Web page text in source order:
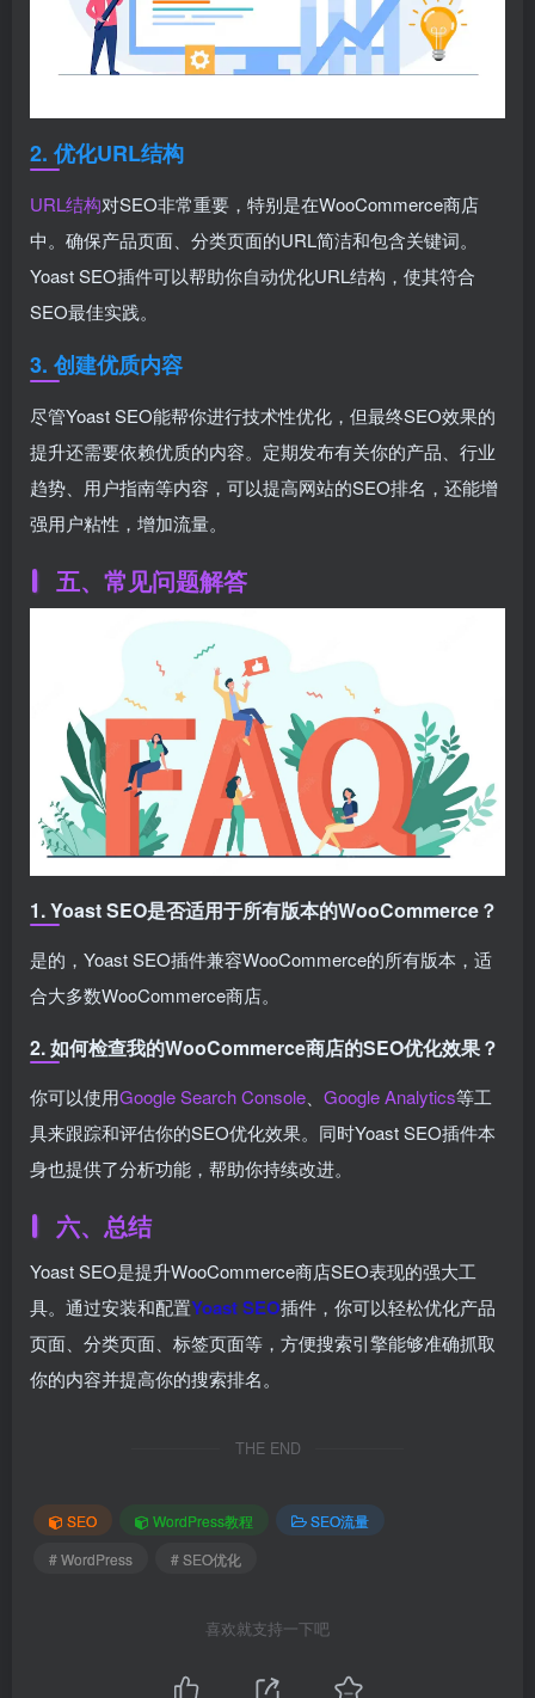
2. 优化URL结构
URL结构对SEO非常重要，特别是在WooCommerce商店
中。确保产品页面、分类页面的URL简洁和包含关键词。
Yoast SEO插件可以帮助你自动优化URL结构，使其符合
SEO最佳实践。
3. 创建优质内容
尽管Yoast SEO能帮你进行技术性优化，但最终SEO效果的
提升还需要依赖优质的内容。定期发布有关你的产品、行业
趋势、用户指南等内容，可以提高网站的SEO排名，还能增
强用户粘性，增加流量。
五、常见问题解答
1. Yoast SEO是否适用于所有版本的WooCommerce？
是的，Yoast SEO插件兼容WooCommerce的所有版本，适
合大多数WooCommerce商店。
2. 如何检查我的WooCommerce商店的SEO优化效果？
你可以使用Google Search Console Google Analytics等工
具来跟踪和评估你的SEO优化效果。同时Yoast SEO插件本
身也提供了分析功能，帮助你持续改进。
六、总结
Yoast SEO是提升WooCommerce商店SEO表现的强大工
具。通过安装和配置Yoast SEO插件，你可以轻松优化产品
页面、分类页面、标签页面等，方便搜索引擎能够准确抓取
你的内容并提高你的搜索排名。
THE END
SEO WordPress教程
SEO流量
# WordPress
# SEO优化
喜欢就支持一下吧